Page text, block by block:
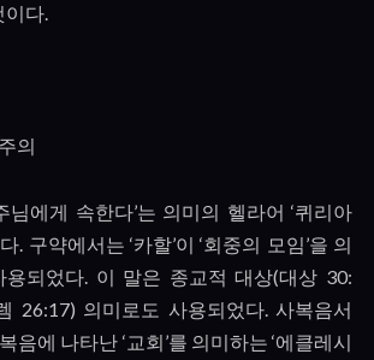
이다.
의
님에게 속한다’는 의미의 헬라어‘퀴리아
. 구약에서는 ‘카할’이‘회중의 모임’을 의
용되었다. 이 말은 종교적 대상(대상 30:
26:17) 의미로도 사용되었다.사복음서
음에 나타난 ‘교회’를 의미하는‘에클레시